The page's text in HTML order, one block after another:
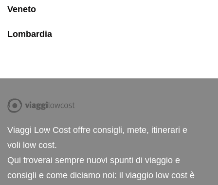
Veneto
Lombardia
Viaggi Low Cost offre consigli, mete, itinerari e
voli low cost.
Qui troverai sempre nuovi spunti di viaggio e
consigli e come diciamo noi: il viaggio low cost è